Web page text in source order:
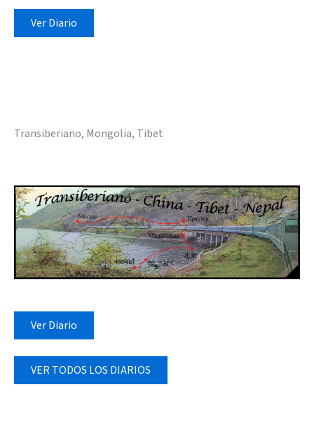
Ver Diario
Transiberiano, Mongolia, Tibet
Ver Diario
VER TODOS LOS DIARIOS